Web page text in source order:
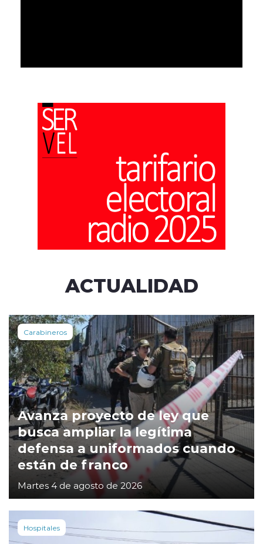
ACTUALIDAD
Carabineros
Avanza proyecto de ley que
busca ampliar la legítima
defensa a uniformados cuando
están de franco
Martes 4 de agosto de 2026
Hospitales